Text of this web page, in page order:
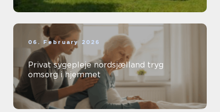
06. February 2026
Privat sygepleje nordsjælland tryg
omsorg i hjemmet